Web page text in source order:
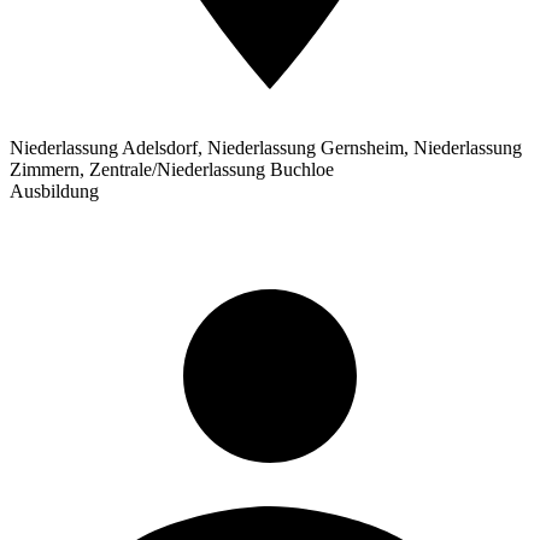
Niederlassung Adelsdorf, Niederlassung Gernsheim, Niederlassung
Zimmern, Zentrale/Niederlassung Buchloe
Ausbildung